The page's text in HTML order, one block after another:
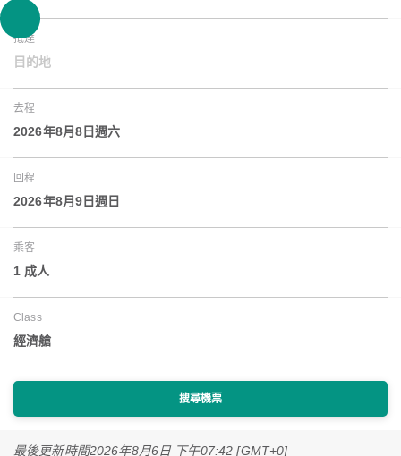
抵達
目的地
去程
2026年8月8日週六
回程
2026年8月9日週日
乘客
1 成人
Class
經濟艙
搜尋機票
最後更新時間2026年8月6日 下午07:42 [GMT+0]